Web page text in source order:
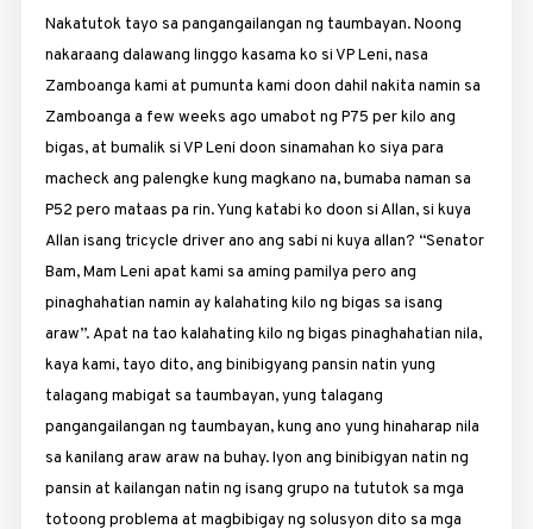
Nakatutok tayo sa pangangailangan ng taumbayan. Noong
nakaraang dalawang linggo kasama ko si VP Leni, nasa
Zamboanga kami at pumunta kami doon dahil nakita namin sa
Zamboanga a few weeks ago umabot ng P75 per kilo ang
bigas, at bumalik si VP Leni doon sinamahan ko siya para
macheck ang palengke kung magkano na, bumaba naman sa
P52 pero mataas pa rin. Yung katabi ko doon si Allan, si kuya
Allan isang tricycle driver ano ang sabi ni kuya allan? “Senator
Bam, Mam Leni apat kami sa aming pamilya pero ang
pinaghahatian namin ay kalahating kilo ng bigas sa isang
araw”. Apat na tao kalahating kilo ng bigas pinaghahatian nila,
kaya kami, tayo dito, ang binibigyang pansin natin yung
talagang mabigat sa taumbayan, yung talagang
pangangailangan ng taumbayan, kung ano yung hinaharap nila
sa kanilang araw araw na buhay. Iyon ang binibigyan natin ng
pansin at kailangan natin ng isang grupo na tututok sa mga
totoong problema at magbibigay ng solusyon dito sa mga